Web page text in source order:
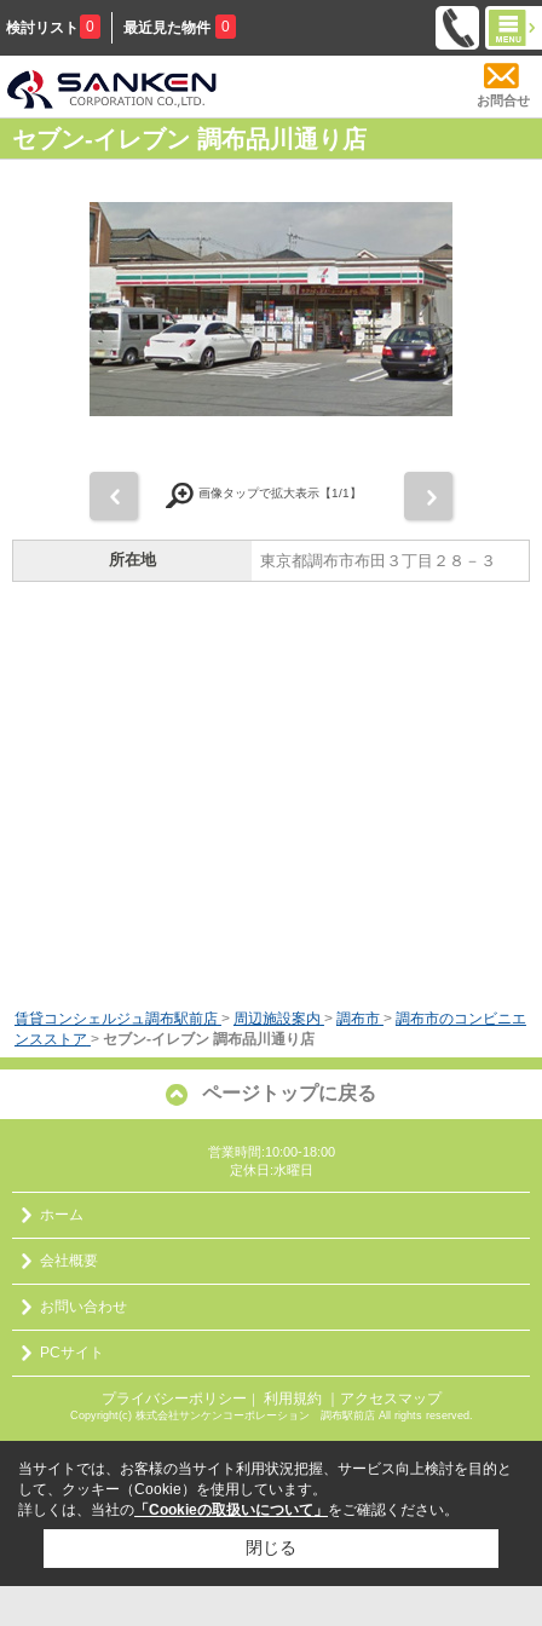
検討リスト 0 最近見た物件 0
お問合せ
セブン-イレブン 調布品川通り店
画像タップで拡大表示【1/1】
所在地 東京都調布市布田３丁目２８－３
賃貸コンシェルジュ調布駅前店 > 周辺施設案内 > 調布市 > 調布市のコンビニエ
ンスストア > セブン-イレブン 調布品川通り店
ページトップに戻る
営業時間:10:00-18:00
定休日:水曜日
ホーム
会社概要
お問い合わせ
PCサイト
プライバシーポリシー ｜ 利用規約 ｜アクセスマップ
Copyright(c) 株式会社サンケンコーポレーション 調布駅前店 All rights reserved.
当サイトでは、お客様の当サイト利用状況把握、サービス向上検討を目的と
して、クッキー（Cookie）を使用しています。
詳しくは、当社の 「Cookieの取扱いについて」 をご確認ください。
閉じる